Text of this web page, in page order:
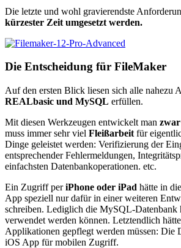
Die letzte und wohl gravierendste
kürzester Zeit umgesetzt werden.
Die Entscheidung für FileMaker
Auf den ersten Blick liesen sich alle nahezu
REALbasic und MySQL erfüllen.
Mit diesen Werkzeugen entwickelt man
muss immer sehr viel Fleißarbeit für
Dinge geleistet werden: Verifizierung der
entsprechender Fehlermeldungen,
einfachsten Datenbankoperationen. etc.
Ein Zugriff periPhone oder iPad hätte in
App speziell nur dafür in einer weiteren
schreiben. Lediglich die MySQL-Datenbank
verwendet werden können. Letztendlich
Applikationen gepflegt werden müssen: Die
iOS App für mobilen Zugriff.